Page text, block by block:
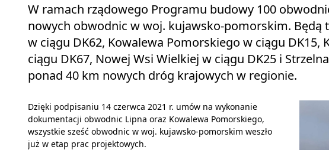
W ramach rządowego Programu budowy 100
nowych obwodnic w woj. kujawsko-pomorskim. Będą
w ciągu DK62, Kowalewa Pomorskiego w ciągu DK15,
ciągu DK67, Nowej Wsi Wielkiej w ciągu DK25 i
ponad 40 km nowych dróg krajowych w regionie.
Dzięki podpisaniu 14 czerwca 2021 r. umów na wykonanie
dokumentacji obwodnic Lipna oraz Kowalewa Pomorskiego,
wszystkie sześć obwodnic w woj. kujawsko-pomorskim weszło
już w etap prac projektowych.